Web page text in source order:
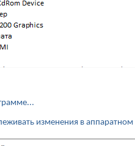
изменения в